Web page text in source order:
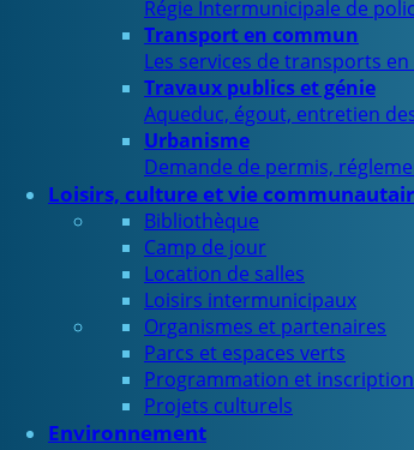
Régie Intermunicipale de
Transport en commun
Les services de transports
Travaux publics et génie
Aqueduc, égout, entretien
Urbanisme
Demande de permis,
Loisirs, culture et vie
Bibliothèque
Camp de jour
Location de salles
Loisirs intermunicipaux
Organismes et partenaires
Parcs et espaces verts
Programmation et
Projets culturels
Environnement